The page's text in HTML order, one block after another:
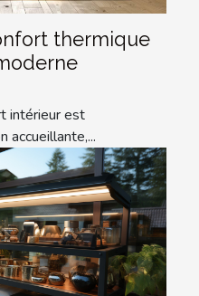
thermique
intérieur est
accueillante,...